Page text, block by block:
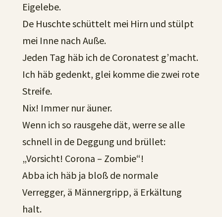
Eigelebe.
De Huschte schüttelt mei Hirn und stülpt
mei Inne nach Auße.
Jeden Tag häb ich de Coronatest g’macht.
Ich häb gedenkt, glei komme die zwei rote
Streife.
Nix! Immer nur äuner.
Wenn ich so rausgehe dät, werre se alle
schnell in de Deggung und brüllet:
„Vorsicht! Corona – Zombie“!
Abba ich häb ja bloß de normale
Verregger, ä Männergripp, ä Erkältung
halt.